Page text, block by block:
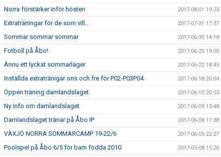
Norra förstärker inför hösten 2017-08-01 19:23
Extraträningar för de som vill.. 2017-07-31 17:37
Sommar sommar sommar 2017-06-30 14:18
Fotboll på Åbo! 2017-06-25 19:00
Ännu ett lyckat sommarläger 2017-06-22 18:45
Inställda extratränigar ons och fre för P02-P03P04 2017-06-18 20:04
Öppen träning damlandslaget 2017-06-10 20:53
Ny info om damlandslaget 2017-06-09 13:48
Damlandslaget tränar på Åbo IP 2017-06-08 17:38
VÄXJÖ NORRA SOMMARCAMP 19-22/6 2017-06-05 22:27
Poolspel på Åbo 6/5 för barn födda 2010 2017-05-08 15:26